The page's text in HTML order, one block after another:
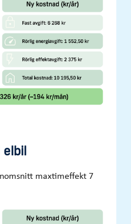
elbil
maxtimeffekt 7